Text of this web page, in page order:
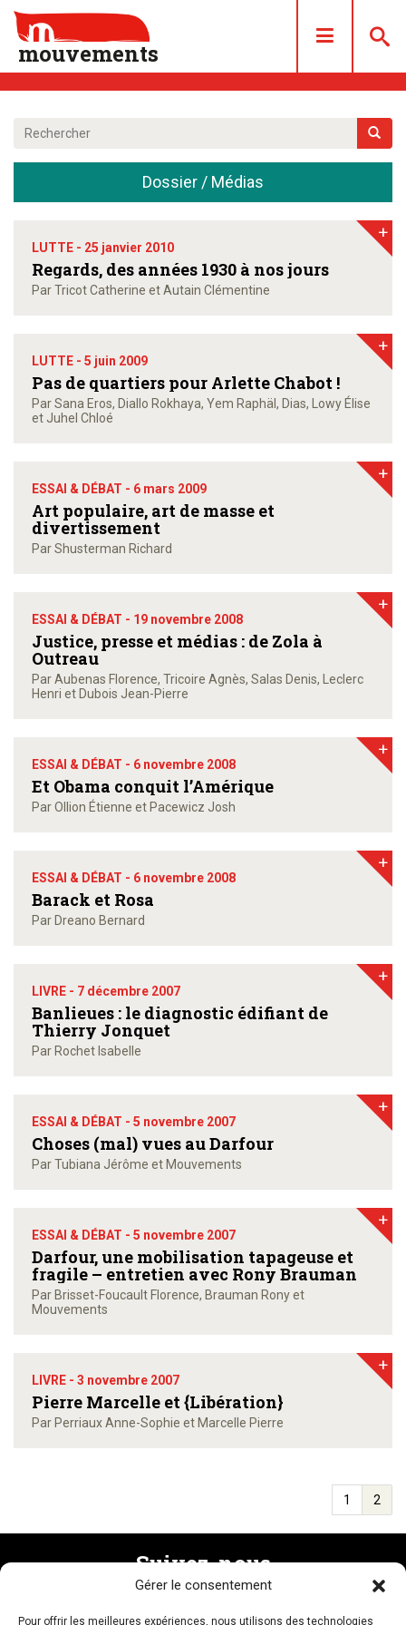
Gérer le consentement
Pour offrir les meilleures expériences, nous utilisons des technologies
mouvements
ACHAT/ABONNEMENT
CONTACT
Dossier / Médias
LUTTE - 25 janvier 2010
Regards, des années 1930 à nos jours
Par Tricot Catherine et Autain Clémentine
+
LUTTE - 5 juin 2009
Pas de quartiers pour Arlette Chabot !
Par Sana Eros, Diallo Rokhaya, Yem Raphäl, Dias, Lowy Élise
et Juhel Chloé
+
ESSAI & DÉBAT - 6 mars 2009
Art populaire, art de masse et
divertissement
Par Shusterman Richard
+
ESSAI & DÉBAT - 19 novembre 2008
Justice, presse et médias : de Zola à
Outreau
Par Aubenas Florence, Tricoire Agnès, Salas Denis, Leclerc
Henri et Dubois Jean-Pierre
+
ESSAI & DÉBAT - 6 novembre 2008
Et Obama conquit l’Amérique
Par Ollion Étienne et Pacewicz Josh
+
ESSAI & DÉBAT - 6 novembre 2008
Barack et Rosa
Par Dreano Bernard
+
LIVRE - 7 décembre 2007
Banlieues : le diagnostic édifiant de
Thierry Jonquet
Par Rochet Isabelle
+
ESSAI & DÉBAT - 5 novembre 2007
Choses (mal) vues au Darfour
Par Tubiana Jérôme et Mouvements
+
ESSAI & DÉBAT - 5 novembre 2007
Darfour, une mobilisation tapageuse et
fragile – entretien avec Rony Brauman
Par Brisset-Foucault Florence, Brauman Rony et
Mouvements
+
LIVRE - 3 novembre 2007
Pierre Marcelle et {Libération}
Par Perriaux Anne-Sophie et Marcelle Pierre
+
1 2
Suivez-nous